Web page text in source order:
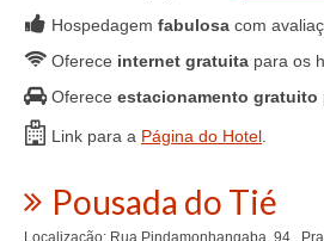
Hospedagem fabulosa com
Oferece internet gratuita para os
Oferece estacionamento gratuito
Link para a Página do Hotel
Pousada do Tié
Localização: Rua Pindamonhangaba, 94 ,